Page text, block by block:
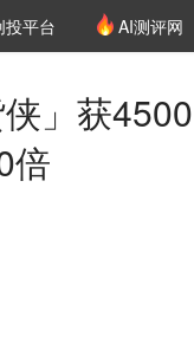
投平台 AI测评网
」获4500
倍